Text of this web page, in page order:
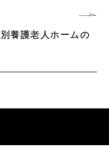
養護老人ホームの